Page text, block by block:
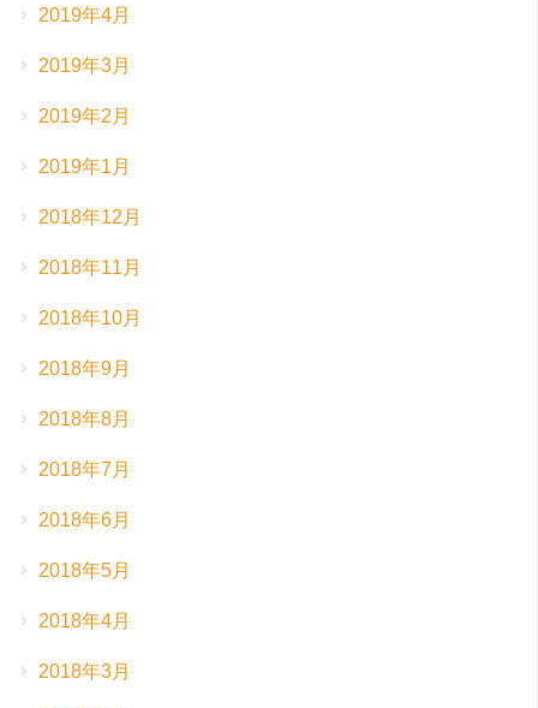
2019年4月
2019年3月
2019年2月
2019年1月
2018年12月
2018年11月
2018年10月
2018年9月
2018年8月
2018年7月
2018年6月
2018年5月
2018年4月
2018年3月